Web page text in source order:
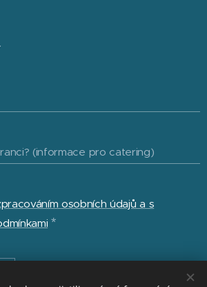
(informace pro catering)
osobních údajů a s